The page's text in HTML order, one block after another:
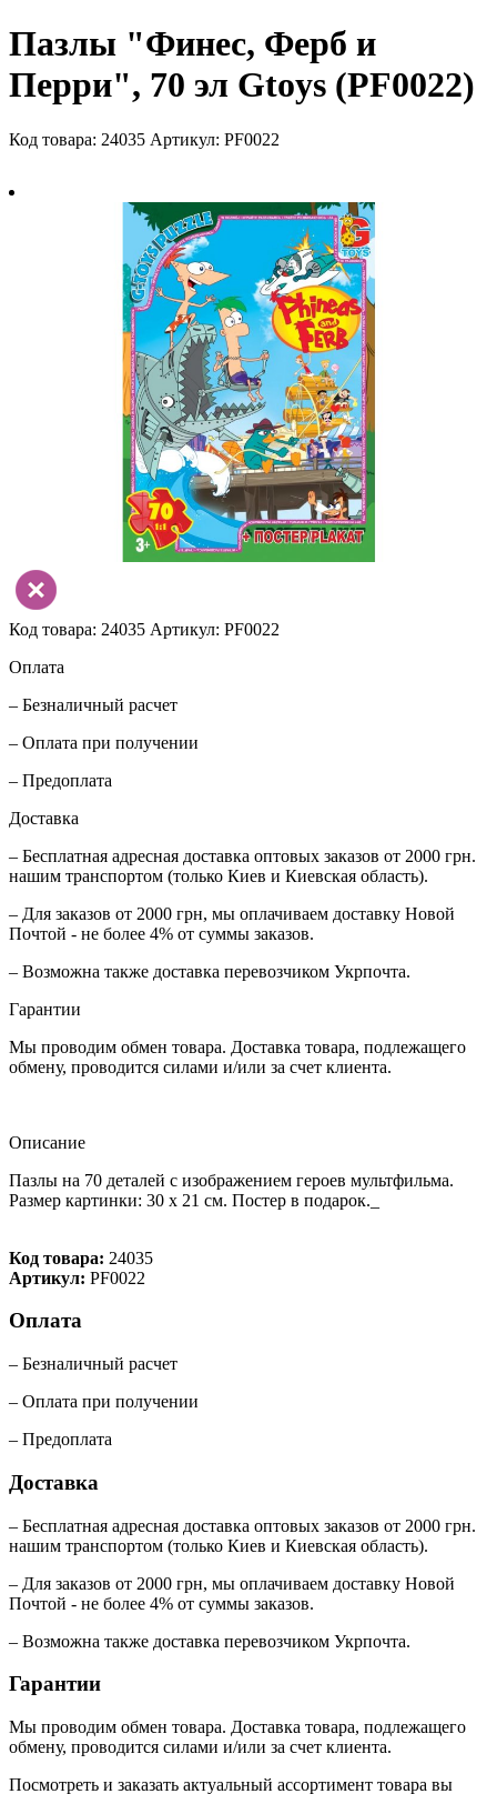
Пазлы "Финес, Ферб и
Перри", 70 эл Gtoys (PF0022)
Код товара: 24035 Артикул: PF0022
Код товара: 24035 Артикул: PF0022
Оплата
– Безналичный расчет
– Оплата при получении
– Предоплата
Доставка
– Бесплатная адресная доставка оптовых заказов от 2000 грн.
нашим транспортом (только Киев и Киевская область).
– Для заказов от 2000 грн, мы оплачиваем доставку Новой
Почтой - не более 4% от суммы заказов.
– Возможна также доставка перевозчиком Укрпочта.
Гарантии
Мы проводим обмен товара. Доставка товара, подлежащего
обмену, проводится силами и/или за счет клиента.
Описание
Пазлы на 70 деталей с изображением героев мультфильма.
Размер картинки: 30 х 21 см. Постер в подарок._
Код товара: 24035
Артикул: PF0022
Оплата
– Безналичный расчет
– Оплата при получении
– Предоплата
Доставка
– Бесплатная адресная доставка оптовых заказов от 2000 грн.
нашим транспортом (только Киев и Киевская область).
– Для заказов от 2000 грн, мы оплачиваем доставку Новой
Почтой - не более 4% от суммы заказов.
– Возможна также доставка перевозчиком Укрпочта.
Гарантии
Мы проводим обмен товара. Доставка товара, подлежащего
обмену, проводится силами и/или за счет клиента.
Посмотреть и заказать актуальный ассортимент товара вы